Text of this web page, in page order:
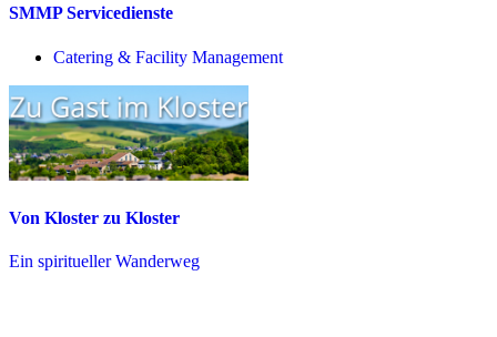
SMMP Servicedienste
Catering & Facility Management
Von Kloster zu Kloster
Ein spiritueller Wanderweg